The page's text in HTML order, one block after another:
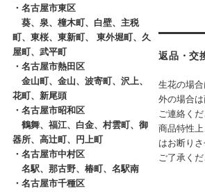
・ 名古屋市東区
葵、泉、橦木町、白壁、主税
町、東桜、東新町、 東外堀町、久
屋町、武平町
・ 名古屋市熱田区
金山町、金山、波寄町、沢上、
花町、新尾頭
・ 名古屋市昭和区
鶴舞、福江、白金、村雲町、御
器所、高辻町、円上町
・ 名古屋市中村区
名駅、那古野、椿町、名駅南
・ 名古屋市千種区
返品・交
生花の場
外の場合
ご連絡くだ
商品特性
はお断りさ
ご了承くだ